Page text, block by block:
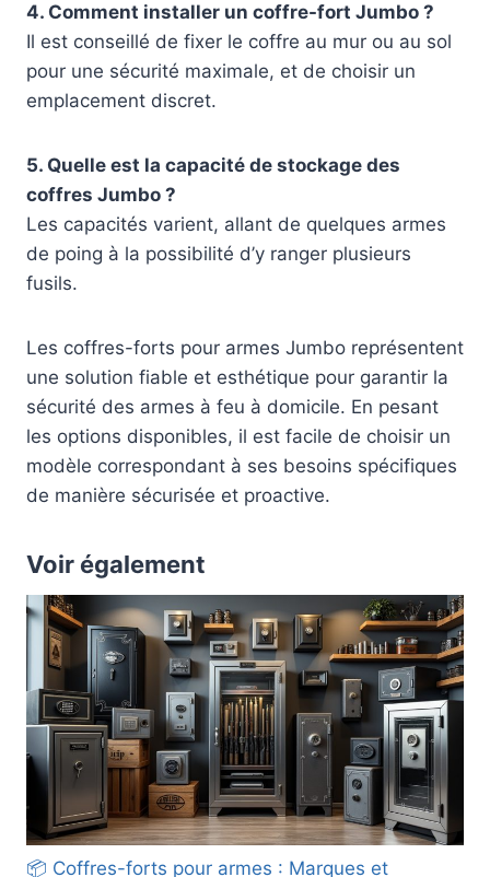
4. Comment installer un coffre-fort Jumbo ?
Il est conseillé de fixer le coffre au mur ou au sol
pour une sécurité maximale, et de choisir un
emplacement discret.
5. Quelle est la capacité de stockage des
coffres Jumbo ?
Les capacités varient, allant de quelques armes
de poing à la possibilité d’y ranger plusieurs
fusils.
Les coffres-forts pour armes Jumbo représentent
une solution fiable et esthétique pour garantir la
sécurité des armes à feu à domicile. En pesant
les options disponibles, il est facile de choisir un
modèle correspondant à ses besoins spécifiques
de manière sécurisée et proactive.
Voir également
📦 Coffres-forts pour armes : Marques et